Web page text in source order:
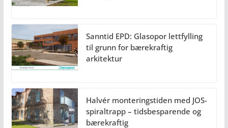
Sanntid EPD: Glasopor lettfylling
til grunn for bærekraftig
arkitektur
Halvér monteringstiden med JOS-
spiraltrapp – tidsbesparende og
bærekraftig